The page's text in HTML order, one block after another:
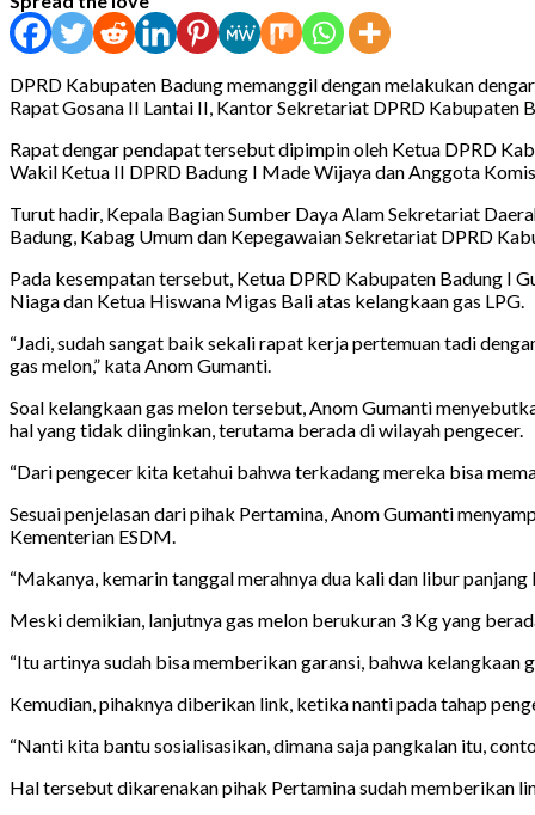
DPRD Kabupaten Badung memanggil dengan melakukan
Rapat Gosana II Lantai II, Kantor Sekretariat DPRD Kabupaten
Rapat dengar pendapat tersebut dipimpin oleh Ketua DPRD
Wakil Ketua II DPRD Badung I Made Wijaya dan Anggota
Turut hadir, Kepala Bagian Sumber Daya Alam Sekretariat
Badung, Kabag Umum dan Kepegawaian Sekretariat DPRD
Pada kesempatan tersebut, Ketua DPRD Kabupaten Badung I
Niaga dan Ketua Hiswana Migas Bali atas kelangkaan gas LPG.
“Jadi, sudah sangat baik sekali rapat kerja pertemuan tadi
gas melon,” kata Anom Gumanti.
Soal kelangkaan gas melon tersebut, Anom Gumanti
hal yang tidak diinginkan, terutama berada di wilayah pengecer.
“Dari pengecer kita ketahui bahwa terkadang mereka bisa
Sesuai penjelasan dari pihak Pertamina, Anom Gumanti
Kementerian ESDM.
“Makanya, kemarin tanggal merahnya dua kali dan libur
Meski demikian, lanjutnya gas melon berukuran 3 Kg yang
“Itu artinya sudah bisa memberikan garansi, bahwa kelangkaan
Kemudian, pihaknya diberikan link, ketika nanti pada tahap
“Nanti kita bantu sosialisasikan, dimana saja pangkalan itu,
Hal tersebut dikarenakan pihak Pertamina sudah memberikan